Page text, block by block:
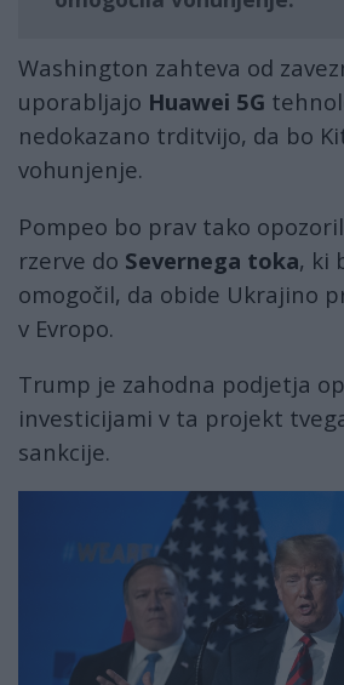
Washington zahteva od
uporabljajo Huawei 5G
nedokazano trditvijo, da bo
vohunjenje.
Pompeo bo prav tako
rzerve do Severnega toka, ki
omogočil, da obide Ukrajino
v Evropo.
Trump je zahodna podjetja
investicijami v ta projekt
sankcije.